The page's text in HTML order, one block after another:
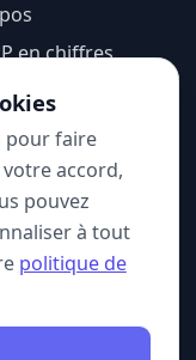
en chiffres
légales
de
pour faire
accord,
pouvez
à tout
politique de